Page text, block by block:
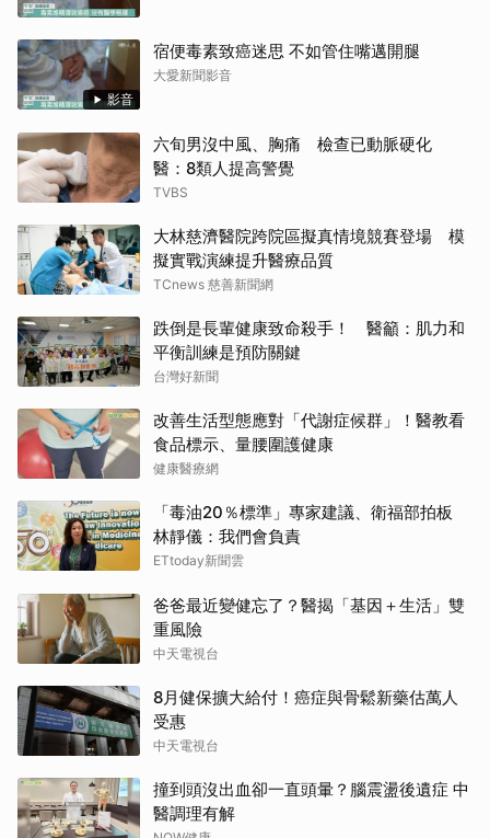
影音
宿便毒素致癌迷思 不如管住嘴邁開腿
大愛新聞影音
六旬男沒中風、胸痛 檢查已動脈硬化
醫：8類人提高警覺
TVBS
大林慈濟醫院跨院區擬真情境競賽登場 模
擬實戰演練提升醫療品質
TCnews 慈善新聞網
跌倒是長輩健康致命殺手！ 醫籲：肌力和
平衡訓練是預防關鍵
台灣好新聞
改善生活型態應對「代謝症候群」！醫教看
食品標示、量腰圍護健康
健康醫療網
「毒油20％標準」專家建議、衛福部拍板
林靜儀：我們會負責
ETtoday新聞雲
爸爸最近變健忘了？醫揭「基因＋生活」雙
重風險
中天電視台
8月健保擴大給付！癌症與骨鬆新藥估萬人
受惠
中天電視台
撞到頭沒出血卻一直頭暈？腦震盪後遺症 中
醫調理有解